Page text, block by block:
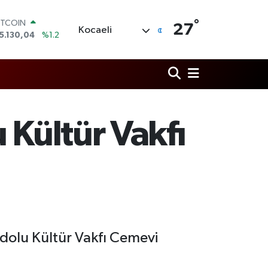
%1.2
%2.59
Kocaeli 27°
Kültür Vakfı
Kültür Vakfı Cemevi